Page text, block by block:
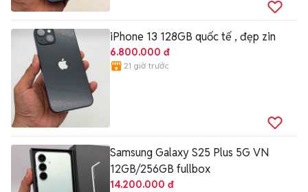
iPhone 13 128GB quốc tế , đẹp zin
6.800.000 đ
21 giờ trước
Samsung Galaxy S25 Plus 5G VN
12GB/256GB fullbox
14.200.000 đ